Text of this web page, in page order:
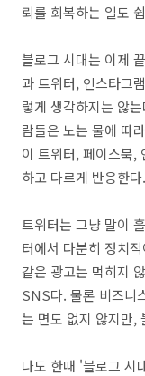
뢰를 회복하는 일도
블로그 시대는 이제
과 트위터, 인스타그
렇게 생각하지는 않
람들은 노는 물에 따
이 트위터, 페이스북,
하고 다르게 반응한다.
트위터는 그냥 말이
터에서 다분히 정치
같은 광고는 먹히지
SNS다. 물론 비즈니
는 면도 없지 않지만,
나도 한때 '블로그 시